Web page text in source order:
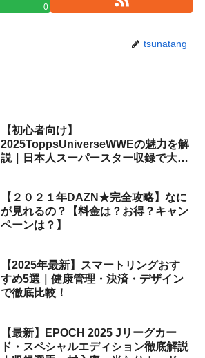
0
tsunatang
【初心者向け】
2025ToppsUniverseWWEの魅力を解
説｜日本人スーパースター収録で大注
【２０２１年DAZN★完全攻略】なに
が見れるの？【料金は？お得？キャン
ペーンは？】
【2025年最新】スマートリングおす
すめ5選｜健康管理・決済・デザイン
で徹底比較！
【最新】EPOCH 2025 Jリーグカー
ド・スペシャルエディション徹底解説